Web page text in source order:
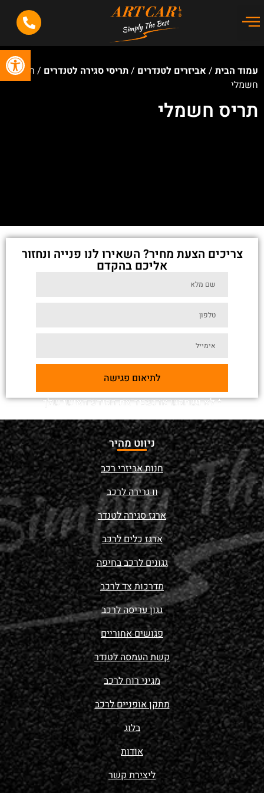
פתח
עמוד הבית / אביזרים לטנדרים /תריסי סגירה לטנדרים / תריס
חשמלי
תריס חשמלי
צריכים הצעת מחיר? השאירו לנו פנייה ונחזור
אליכם בהקדם
לתיאום פגישה
* לא נשתמש או נעביר את המידע האישי שלך
ניווט מהיר
חנות אביזרי רכב
וו גרירה לרכב
ארגז סגירה לטנדר
ארגז כלים לרכב
גגונים לרכב בחיפה
מדרכות צד לרכב
גגון עריסה לרכב
פגושים אחוריים
קשת העמסה לטנדר
מגיני רוח לרכב
מתקן אופניים לרכב
בלוג
אודות
ליצירת קשר